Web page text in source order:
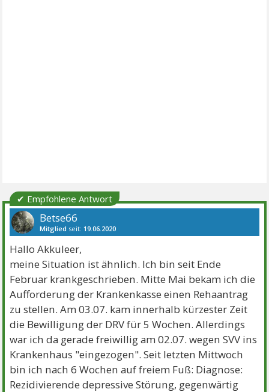
✔ Empfohlene Antwort
Betse66
Mitglied seit: 19.06.2020
Hallo Akkuleer,
meine Situation ist ähnlich. Ich bin seit Ende
Februar krankgeschrieben. Mitte Mai bekam ich die
Aufforderung der Krankenkasse einen Rehaantrag
zu stellen. Am 03.07. kam innerhalb kürzester Zeit
die Bewilligung der DRV für 5 Wochen. Allerdings
war ich da gerade freiwillig am 02.07. wegen SVV ins
Krankenhaus "eingezogen". Seit letzten Mittwoch
bin ich nach 6 Wochen auf freiem Fuß: Diagnose:
Rezidivierende depressive Störung, gegenwärtig